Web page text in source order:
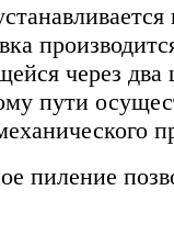
через два
пути
пиление